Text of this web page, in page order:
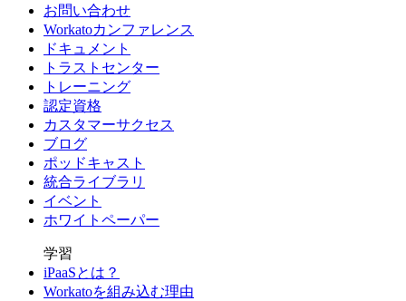
お問い合わせ
Workatoカンファレンス
ドキュメント
トラストセンター
トレーニング
認定資格
カスタマーサクセス
ブログ
ポッドキャスト
統合ライブラリ
イベント
ホワイトペーパー
学習
iPaaSとは？
Workatoを組み込む理由